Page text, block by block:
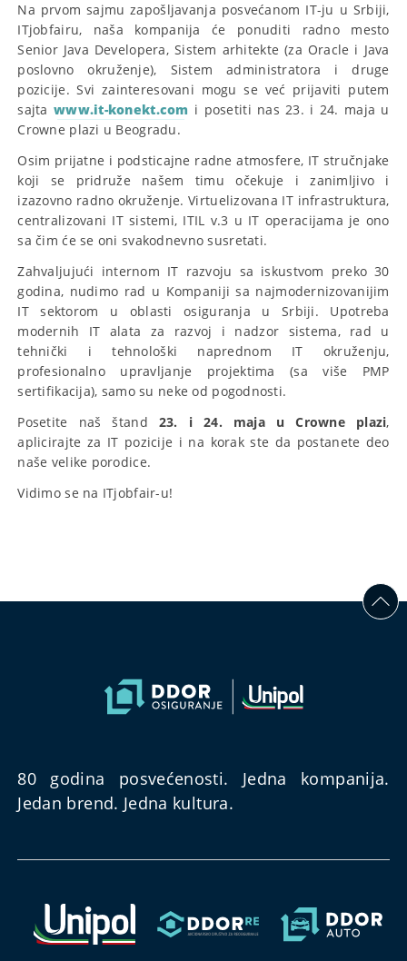
Na prvom sajmu zapošljavanja posvećanom IT-ju u Srbiji,
ITjobfairu, naša kompanija će ponuditi radno mesto
Senior Java Developera, Sistem arhitekte (za Oracle i Java
poslovno okruženje), Sistem administratora i druge
pozicije. Svi zainteresovani mogu se već prijaviti putem
sajta www.it-konekt.com i posetiti nas 23. i 24. maja u
Crowne plazi u Beogradu.
Osim prijatne i podsticajne radne atmosfere, IT stručnjake
koji se pridruže našem timu očekuje i zanimljivo i
izazovno radno okruženje. Virtuelizovana IT infrastruktura,
centralizovani IT sistemi, ITIL v.3 u IT operacijama je ono
sa čim će se oni svakodnevno susretati.
Zahvaljujući internom IT razvoju sa iskustvom preko 30
godina, nudimo rad u Kompaniji sa najmodernizovanijim
IT sektorom u oblasti osiguranja u Srbiji. Upotreba
modernih IT alata za razvoj i nadzor sistema, rad u
tehnički i tehnološki naprednom IT okruženju,
profesionalno upravljanje projektima (sa više PMP
sertifikacija), samo su neke od pogodnosti.
Posetite naš štand 23. i 24. maja u Crowne plazi,
aplicirajte za IT pozicije i na korak ste da postanete deo
naše velike porodice.
Vidimo se na ITjobfair-u!
80 godina posvećenosti. Jedna kompanija.
Jedan brend. Jedna kultura.